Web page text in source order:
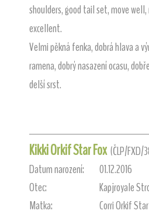
shoulders, good tail set, move
excellent.
Velmi pěkná fenka, dobrá hlava a
ramena, dobrý nasazení ocasu,
delší srst.
Kikki Orkif Star Fox (ČLP/FXD/
Datum narození:
01.12.2016
Otec:
Kapjroyale
Matka:
Corri Orkif